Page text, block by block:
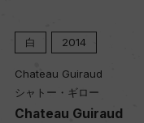
白 2014
Chateau Guiraud
シャトー・ギロー
Chateau Guiraud